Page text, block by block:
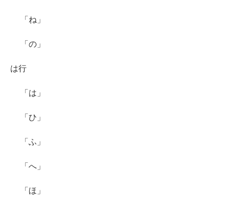
「ね」
「の」
は行
「は」
「ひ」
「ふ」
「へ」
「ほ」